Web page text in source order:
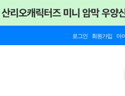
로그인 회원가입 마